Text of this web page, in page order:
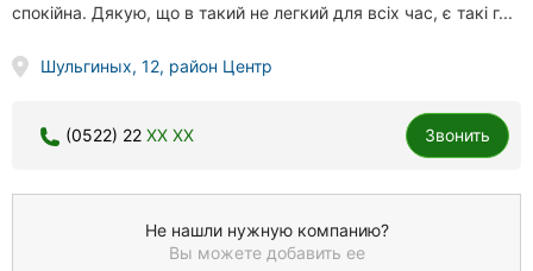
спокійна. Дякую, що в такий не легкий для всіх час, є такі г...
Шульгиных, 12, район Центр
(0522) 22 XX XX Звонить
Не нашли нужную компанию?
Вы можете добавить ее